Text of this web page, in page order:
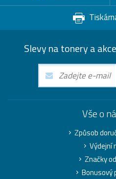
Slevy na tonery a
Vše o
Způsob
Výdejní
Značky
Bonusový